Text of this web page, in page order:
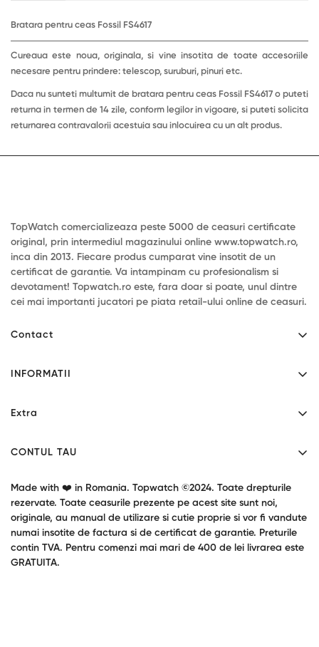
Bratara pentru ceas Fossil FS4617
Cureaua este noua, originala, si vine insotita de toate accesoriile
necesare pentru prindere: telescop, suruburi, pinuri etc.
Daca nu sunteti multumit de bratara pentru ceas Fossil FS4617 o puteti
returna in termen de 14 zile, conform legilor in vigoare, si puteti solicita
returnarea contravalorii acestuia sau inlocuirea cu un alt produs.
TopWatch comercializeaza peste 5000 de ceasuri certificate
original, prin intermediul magazinului online www.topwatch.ro,
inca din 2013. Fiecare produs cumparat vine insotit de un
certificat de garantie. Va intampinam cu profesionalism si
devotament! Topwatch.ro este, fara doar si poate, unul dintre
cei mai importanti jucatori pe piata retail-ului online de ceasuri.
Contact
Program: L-V 9:00-17:30
contact@topwatch.ro
INFORMATII
Livrare
Termeni si conditii
Extra
Garantie produse
Oferte speciale
CONTUL TAU
Returnari
Blog / Stiri
Made with ❤️ in Romania. Topwatch ©2024. Toate drepturile
rezervate. Toate ceasurile prezente pe acest site sunt noi,
originale, au manual de utilizare si cutie proprie si vor fi vandute
numai insotite de factura si de certificat de garantie. Preturile
contin TVA. Pentru comenzi mai mari de 400 de lei livrarea este
GRATUITA.